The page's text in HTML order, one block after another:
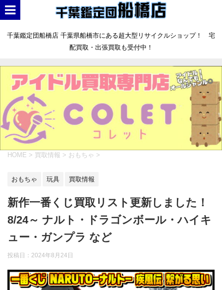
千葉鑑定団船橋店 千葉県船橋市にある超大型リサイクルショップ！ 宅
配買取・出張買取も受付中！
HOME > 買取情報 > おもちゃ >
おもちゃ 玩具 買取情報
新作一番くじ買取リスト更新しました！
8/24～ ナルト・ドラゴンボール・ハイキ
ュー・ガンプラ など
投稿日： 2024年8月24日